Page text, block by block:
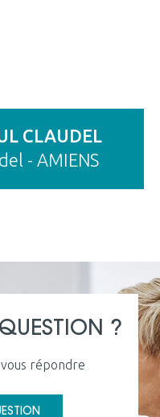
CLAUDEL
- AMIENS
?
répondre